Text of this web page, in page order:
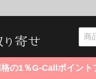
の1％G-Callポイン